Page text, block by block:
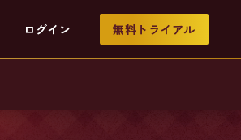
ログイン 無料トライアル